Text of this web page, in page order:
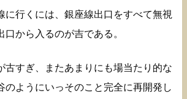
に行くには、銀座線出口をすべて無視
口から入るのが吉である。
古すぎ、またあまりにも場当たり的な
のようにいっそのこと完全に再開発し